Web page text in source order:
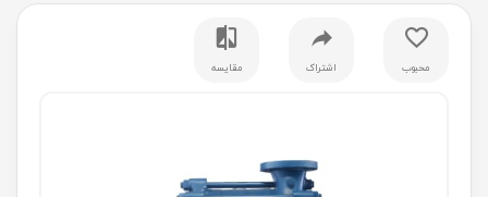
محبوب اشتراک مقایسه